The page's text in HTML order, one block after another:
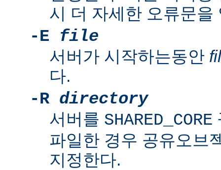
시 더 자세한 오류문을
-E file
서버가 시작하는동안
다.
-R directory
서버를 SHARED_CORE
파일한 경우 공유오브
지정한다.